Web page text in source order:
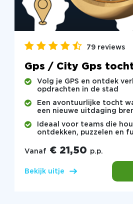
79 reviews
Gps / City Gps
Volg je GPS en ontdek
opdrachten in de stad
Een avontuurlijke tocht
een nieuwe uitdaging
Ideaal voor teams die
ontdekken, puzzelen en
Vanaf € 21,50 p.p.
Bekijk uitje